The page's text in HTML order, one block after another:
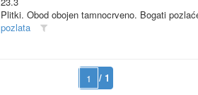
Plitki. Obod obojen tamnocrveno. Bogati
pozlata
/ 1